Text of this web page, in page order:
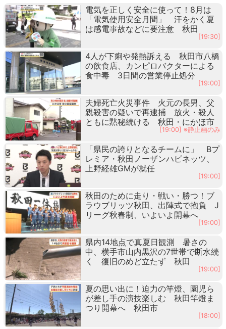
電気を正しく安全に使って！8月は
「電気使用安全月間」 汗をかく夏
は感電事故などに要注意 秋田
[19:30]
4人が下痢や発熱訴える 秋田市八橋
の飲食店、カンピロバクターによる
食中毒 3日間の営業停止処分
[19:00]
夫婦死亡火災事件 火元の長男、父
親殺害の疑いで再逮捕 放火・殺人
ともに黙秘続ける 秋田・にかほ市
[19:00] ※静止画のみ
「県民の誇りとなるチームに」 Bプ
レミア・秋田ノーザンハピネッツ、
上野経雄GMが就任
[19:00]
秋田のために走り・戦い・勝つ！ブ
ラウブリッツ秋田、出陣式で抱負 J
リーグ秋春制、いよいよ開幕へ
[19:00]
県内14地点で真夏日観測 暑さの
中、横手市山内黒沢の7世帯で断水続
く 復旧のめど立たず 秋田
[19:00]
夏の思い出に！迫力の竿燈、園児ら
が差し手の演技楽しむ 秋田竿燈ま
つり開幕へ 秋田市
[18:00]